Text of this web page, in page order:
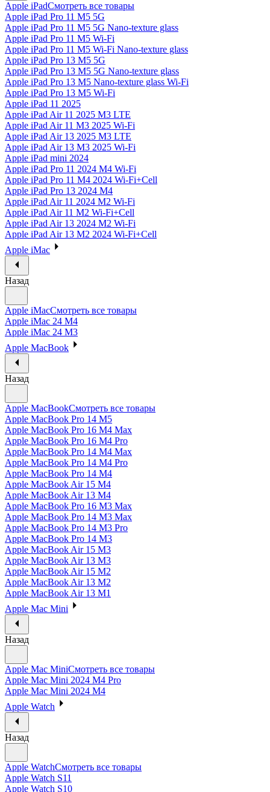
Apple iPadСмотреть все товары
Apple iPad Pro 11 M5 5G
Apple iPad Pro 11 M5 5G Nano-texture glass
Apple iPad Pro 11 M5 Wi-Fi
Apple iPad Pro 11 M5 Wi-Fi Nano-texture glass
Apple iPad Pro 13 M5 5G
Apple iPad Pro 13 M5 5G Nano-texture glass
Apple iPad Pro 13 M5 Nano-texture glass Wi-Fi
Apple iPad Pro 13 M5 Wi-Fi
Apple iPad 11 2025
Apple iPad Air 11 2025 M3 LTE
Apple iPad Air 11 M3 2025 Wi-Fi
Apple iPad Air 13 2025 M3 LTE
Apple iPad Air 13 M3 2025 Wi-Fi
Apple iPad mini 2024
Apple iPad Pro 11 2024 M4 Wi-Fi
Apple iPad Pro 11 M4 2024 Wi-Fi+Cell
Apple iPad Pro 13 2024 M4
Apple iPad Air 11 2024 M2 Wi-Fi
Apple iPad Air 11 M2 Wi-Fi+Cell
Apple iPad Air 13 2024 M2 Wi-Fi
Apple iPad Air 13 M2 2024 Wi-Fi+Cell
Apple iMac
Назад
Apple iMacСмотреть все товары
Apple iMac 24 M4
Apple iMac 24 M3
Apple MacBook
Назад
Apple MacBookСмотреть все товары
Apple MacBook Pro 14 M5
Apple MacBook Pro 16 M4 Max
Apple MacBook Pro 16 M4 Pro
Apple MacBook Pro 14 M4 Max
Apple MacBook Pro 14 M4 Pro
Apple MacBook Pro 14 M4
Apple MacBook Air 15 M4
Apple MacBook Air 13 M4
Apple MacBook Pro 16 M3 Max
Apple MacBook Pro 14 M3 Max
Apple MacBook Pro 14 M3 Pro
Apple MacBook Pro 14 M3
Apple MacBook Air 15 M3
Apple MacBook Air 13 M3
Apple MacBook Air 15 M2
Apple MacBook Air 13 M2
Apple MacBook Air 13 M1
Apple Mac Mini
Назад
Apple Mac MiniСмотреть все товары
Apple Mac Mini 2024 M4 Pro
Apple Mac Mini 2024 M4
Apple Watch
Назад
Apple WatchСмотреть все товары
Apple Watch S11
Apple Watch S10